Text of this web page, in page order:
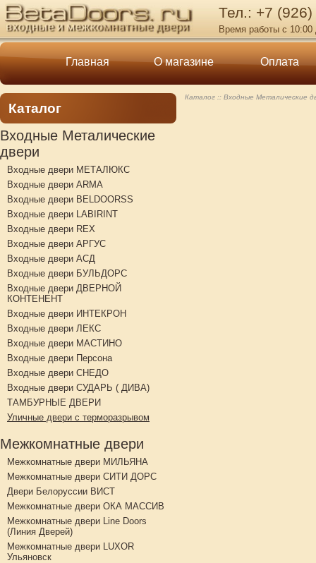
Тел.: +7
Время работы с 10:00
Главная О магазине Оплата
Каталог
Входные Металические
двери
Входные двери МЕТАЛЮКС
Входные двери ARMA
Входные двери BELDOORSS
Входные двери LABIRINT
Входные двери REX
Входные двери АРГУС
Входные двери АСД
Входные двери БУЛЬДОРС
Входные двери ДВЕРНОЙ
КОНТЕНЕНТ
Входные двери ИНТЕКРОН
Входные двери ЛЕКС
Входные двери МАСТИНО
Входные двери Персона
Входные двери СНЕДО
Входные двери СУДАРЬ ( ДИВА)
ТАМБУРНЫЕ ДВЕРИ
Уличные двери с терморазрывом
Межкомнатные двери
Межкомнатные двери МИЛЬЯНА
Межкомнатные двери СИТИ ДОРС
Двери Белоруссии ВИСТ
Межкомнатные двери ОКА МАССИВ
Межкомнатные двери Line Doors
(Линия Дверей)
Межкомнатные двери LUXOR
Ульяновск
Каталог Входные Металические